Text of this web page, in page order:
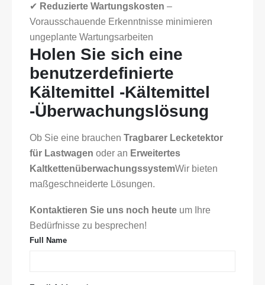
✔ Reduzierte Wartungskosten –
Vorausschauende Erkenntnisse minimieren
ungeplante Wartungsarbeiten
Holen Sie sich eine
benutzerdefinierte
Kältemittel -Kältemittel
-Überwachungslösung
Ob Sie eine brauchen Tragbarer Lecketektor
für Lastwagen oder an Erweitertes
KaltkettenüberwachungssystemWir bieten
maßgeschneiderte Lösungen.
Kontaktieren Sie uns noch heute um Ihre
Bedürfnisse zu besprechen!
Full Name